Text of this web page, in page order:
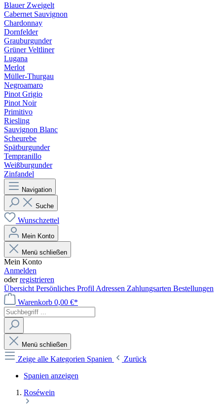
Blauer Zweigelt
Cabernet Sauvignon
Chardonnay
Dornfelder
Grauburgunder
Grüner Veltliner
Lugana
Merlot
Müller-Thurgau
Negroamaro
Pinot Grigio
Pinot Noir
Primitivo
Riesling
Sauvignon Blanc
Scheurebe
Spätburgunder
Tempranillo
Weißburgunder
Zinfandel
Navigation
Suche
Wunschzettel
Mein Konto
Menü schließen
Mein Konto
Anmelden
oderregistrieren
Übersicht Persönliches Profil Adressen Zahlungsarten Bestellungen
Warenkorb 0,00 €*
Menü schließen
Zeige alle Kategorien Spanien
Zurück
Spanien anzeigen
Roséwein